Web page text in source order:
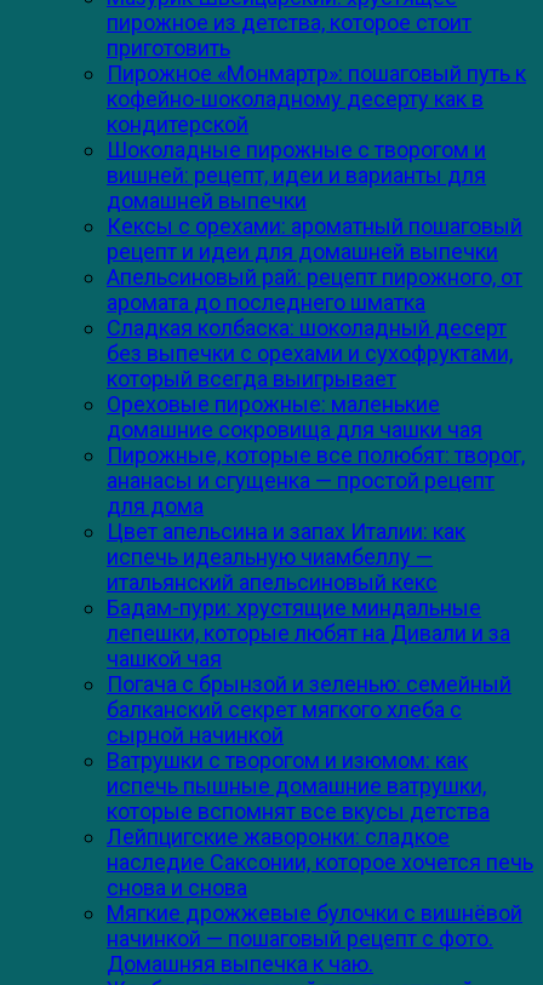
пирожное из детства, которое стоит
приготовить
Пирожное «Монмартр»: пошаговый путь к
кофейно-шоколадному десерту как в
кондитерской
Шоколадные пирожные с творогом и
вишней: рецепт, идеи и варианты для
домашней выпечки
Кексы с орехами: ароматный пошаговый
рецепт и идеи для домашней выпечки
Апельсиновый рай: рецепт пирожного, от
аромата до последнего шматка
Сладкая колбаска: шоколадный десерт
без выпечки с орехами и сухофруктами,
который всегда выигрывает
Ореховые пирожные: маленькие
домашние сокровища для чашки чая
Пирожные, которые все полюбят: творог,
ананасы и сгущенка — простой рецепт
для дома
Цвет апельсина и запах Италии: как
испечь идеальную чиамбеллу —
итальянский апельсиновый кекс
Бадам-пури: хрустящие миндальные
лепешки, которые любят на Дивали и за
чашкой чая
Погача с брынзой и зеленью: семейный
балканский секрет мягкого хлеба с
сырной начинкой
Ватрушки с творогом и изюмом: как
испечь пышные домашние ватрушки,
которые вспомнят все вкусы детства
Лейпцигские жаворонки: сладкое
наследие Саксонии, которое хочется печь
снова и снова
Мягкие дрожжевые булочки с вишнёвой
начинкой — пошаговый рецепт с фото.
Домашняя выпечка к чаю.